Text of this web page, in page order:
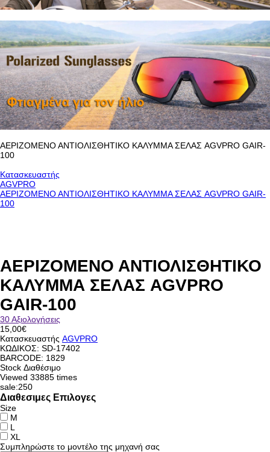
ΑΕΡΙΖΟΜΕΝΟ ΑΝΤΙΟΛΙΣΘΗΤΙΚΟ ΚΑΛΥΜΜΑ ΣΕΛΑΣ AGVPRO GAIR-
100
Κατασκευαστής
AGVPRO
ΑΕΡΙΖΟΜΕΝΟ ΑΝΤΙΟΛΙΣΘΗΤΙΚΟ ΚΑΛΥΜΜΑ ΣΕΛΑΣ AGVPRO GAIR-
100
ΑΕΡΙΖΟΜΕΝΟ ΑΝΤΙΟΛΙΣΘΗΤΙΚΟ
ΚΑΛΥΜΜΑ ΣΕΛΑΣ AGVPRO
GAIR-100
30 Αξιολογήσεις
15,00€
Κατασκευαστής AGVPRO
ΚΩΔΙΚΟΣ: SD-17402
BARCODE: 1829
Stock Διαθέσιμο
Viewed 33885 times
sale:250
Διαθεσιμες Επιλογες
Size
M
L
XL
Συμπληρώστε το μοντέλο της μηχανή σας